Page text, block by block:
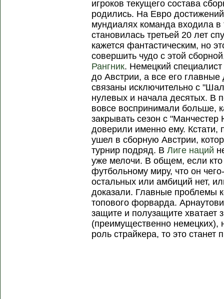
игроков текущего состава
родились. На Евро
мундиалях команда входила в
становилась третьей 20 лет
кажется фантастическим, но
совершить чудо с этой
Рангник. Немецкий
до Австрии, а все его главные
связаны исключительно с
нулевых и начала десятых. В
вовсе воспринимали больше,
закрывать сезон с
доверили именно ему. Кстати,
ушел в сборную Австрии,
турнир подряд. ВЛиге наций
уже мелочи. В общем, если кто
футбольному миру, что он
остальных или амбиций нет,
доказали. Главные проблемы
топового форварда.
защите и полузащите хватает
(преимущественно немецких),
роль страйкера, то это